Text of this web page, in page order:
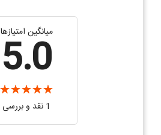
میانگین امتیازها
5.0
1 نقد و بررسی